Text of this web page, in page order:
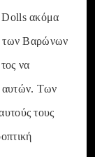
Dolls ακόμα
των Βαρώνων
να
αυτών. Των
τους